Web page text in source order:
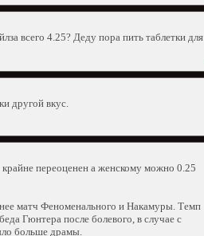
всего 4.25? Деду пора пить таблетки для
другой вкус.
крайне переоценен а женскому можно 0.25
матч Феноменального и Накамуры. Темп
Гюнтера после болевого, в случае с
больше драмы.